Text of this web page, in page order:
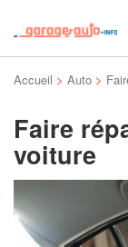
Accueil > Auto >
Faire
voiture